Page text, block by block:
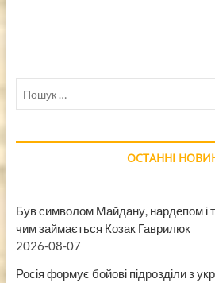
ОСТАННІ
Був символом Майдану, нардепом і
чим займається Козак Гаврилюк
2026-08-07
Росія формує бойові підрозділи з